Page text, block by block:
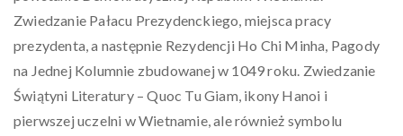
Zwiedzanie Pałacu Prezydenckiego, miejsca pracy
prezydenta, a następnie Rezydencji Ho Chi Minha, Pagody
na Jednej Kolumnie zbudowanej w 1049 roku. Zwiedzanie
Świątyni Literatury – Quoc Tu Giam, ikony Hanoi i
pierwszej uczelni w Wietnamie, ale również symbolu